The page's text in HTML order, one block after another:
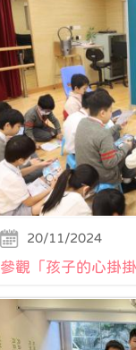
20/11/2024
參觀「孩子的心掛